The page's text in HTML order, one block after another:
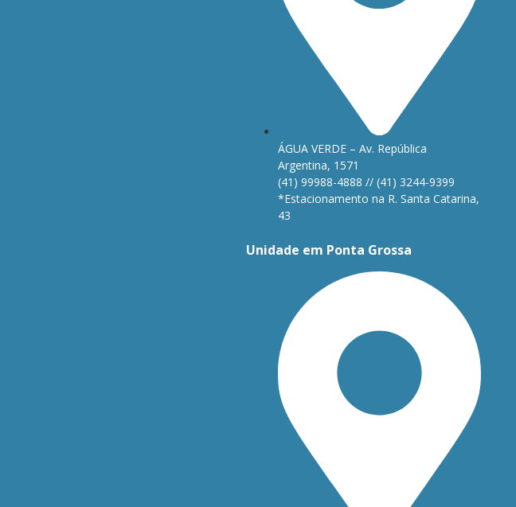
ÁGUA VERDE – Av. República
Argentina, 1571
(41) 99988-4888 // (41) 3244-9399
*Estacionamento na R. Santa Catarina,
43
Unidade em Ponta Grossa